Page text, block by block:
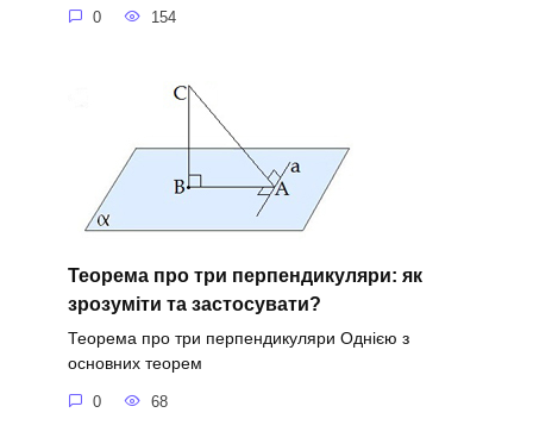
0 154
Теорема про три перпендикуляри: як
зрозуміти та застосувати?
Теорема про три перпендикуляри Однією з
основних теорем
0 68